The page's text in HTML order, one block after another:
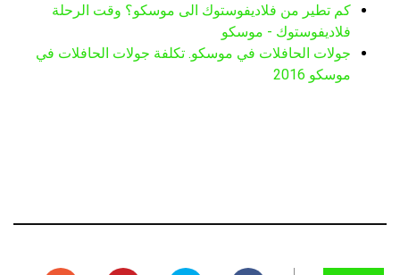
كم تطير من فلاديفوستوك الى موسكو؟ وقت الرحلة
فلاديفوستوك - موسكو
جولات الحافلات في موسكو. تكلفة جولات الحافلات في
موسكو 2016